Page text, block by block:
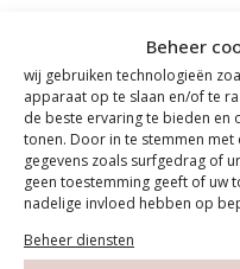
Beheer
wij gebruiken technologieën
apparaat op te slaan en/of te
de beste ervaring te bieden en
tonen. Door in te stemmen met
gegevens zoals surfgedrag of
geen toestemming geeft of uw
nadelige invloed hebben op
Beheer diensten
Contact